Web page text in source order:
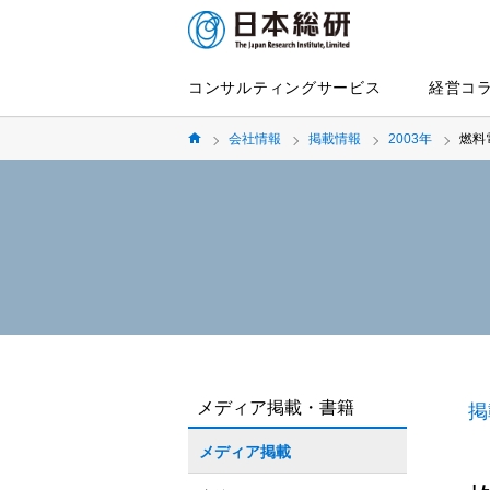
コンサルティングサービス 経営コ
会社情報 掲載情報 2003年 燃料
メディア掲載・書籍
メディア掲載